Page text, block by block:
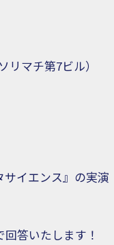
リマチ第7ビル）
イエンス』の実演
答いたします！